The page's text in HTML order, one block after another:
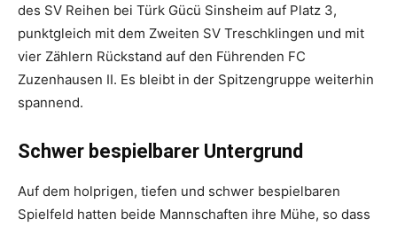
des SV Reihen bei Türk Gücü Sinsheim auf Platz 3,
punktgleich mit dem Zweiten SV Treschklingen und mit
vier Zählern Rückstand auf den Führenden FC
Zuzenhausen II. Es bleibt in der Spitzengruppe weiterhin
spannend.
Schwer bespielbarer Untergrund
Auf dem holprigen, tiefen und schwer bespielbaren
Spielfeld hatten beide Mannschaften ihre Mühe, so dass